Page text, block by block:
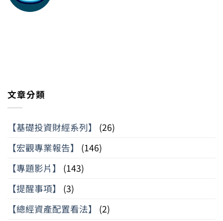
文章分類
【基礎投資財經系列】
(26)
【宏觀專業報告】
(146)
【專題影片】
(143)
【提醒事項】
(3)
【總經資產配置看法】
(2)